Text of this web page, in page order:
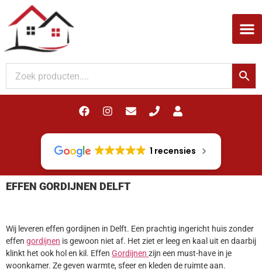
1 recensies
EFFEN GORDIJNEN DELFT
Wij leveren effen gordijnen in Delft. Een prachtig ingericht huis zonder
effen gordijnen is gewoon niet af. Het ziet er leeg en kaal uit en daarbij
klinkt het ook hol en kil. Effen Gordijnen zijn een must-have in je
woonkamer. Ze geven warmte, sfeer en kleden de ruimte aan.